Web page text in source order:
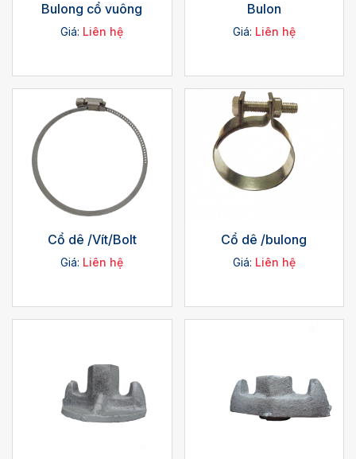
Bulong cổ vuông
Giá: Liên hệ
Bulon
Giá: Liên hệ
Cổ dê /Vít/Bolt
Giá: Liên hệ
Cổ dê /bulong
Giá: Liên hệ